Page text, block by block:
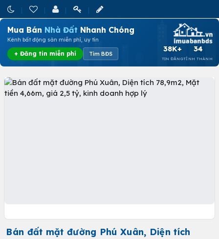
Mua Bán Nhà Đất Nhanh Chóng
Kênh bất động sản miễn phí, uy tín
+ Đăng tin miễn phí Tìm BĐS
38K+
TIN ĐĂNG
34
TỈNH THÀNH
Bán đất mặt đường Phú Xuân, Diện tích